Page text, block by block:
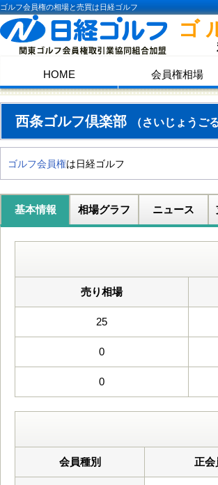
ゴルフ会員権の相場と売買は日経ゴルフ
ゴ
HOME 会員権相場
西条ゴルフ倶楽部 （さいじょうご
ゴルフ会員権は日経ゴルフ
基本情報 相場グラフ ニュース
売り相場
25
0
0
会員種別 正会